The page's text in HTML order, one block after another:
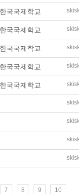
국국제학교
국국제학교
국국제학교
국국제학교
국국제학교
명, 한국 월드컵 축구대
…뭔가 심상치 않은 싱
지…'韓과 홈경기' 싱가포
초등부, 싱가포르 수학
7 8 9 10